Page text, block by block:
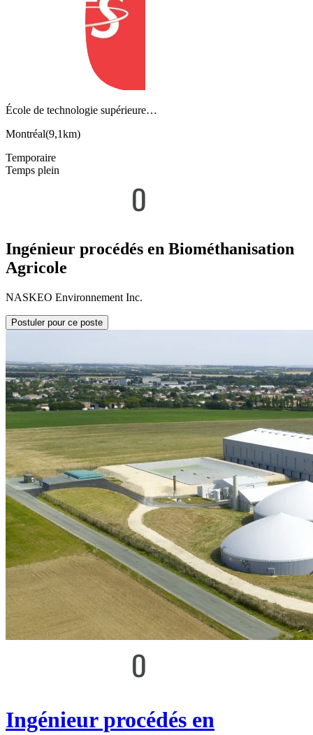
École de technologie supérieure…
Montréal(9,1km)
Temporaire
Temps plein
Ingénieur procédés en Biométhanisation
Agricole
NASKEO Environnement Inc.
Postuler pour ce poste
Ingénieur procédés en